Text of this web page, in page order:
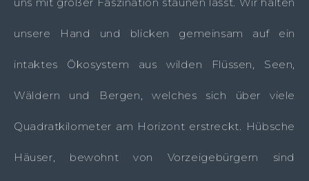
unsere Hand und blicken gemeinsam auf ein
intaktes Ökosystem aus wilden Flüssen, Seen,
Wäldern und Bergen, welches sich über viele
Quadratkilometer am Horizont erstreckt. Hübsche
Häuser, bewohnt von Vorzeigebürgern sind